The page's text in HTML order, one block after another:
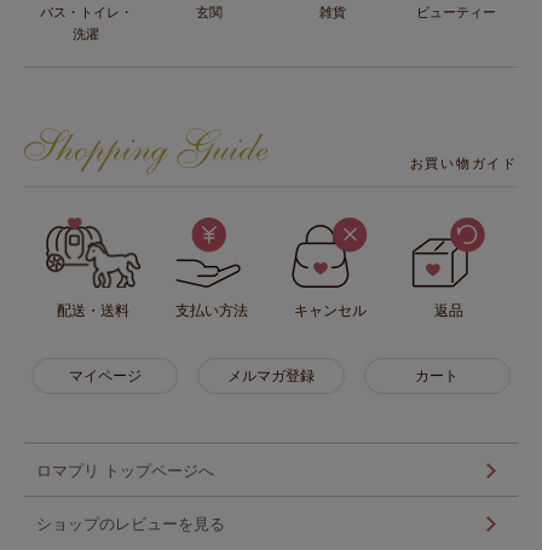
バス・トイレ・
洗濯
玄関 雑貨 ビューティー
お買い物ガイド
配送・送料 支払い方法 キャンセル 返品
マイページ メルマガ登録 カート
ロマプリ トップページへ
ショップのレビューを見る